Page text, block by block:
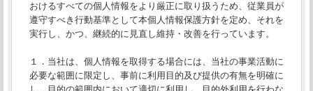
おけるすべての個人情報をより厳正に取り扱うため、従業員が
遵守すべき行動基準として本個人情報保護方針を定め、それを
実行し、かつ、継続的に見直し維持・改善を行っています。
１．当社は、個人情報を取得する場合には、当社の事業活動に
必要な範囲に限定し、事前に利用目的及び提供の有無を明確に